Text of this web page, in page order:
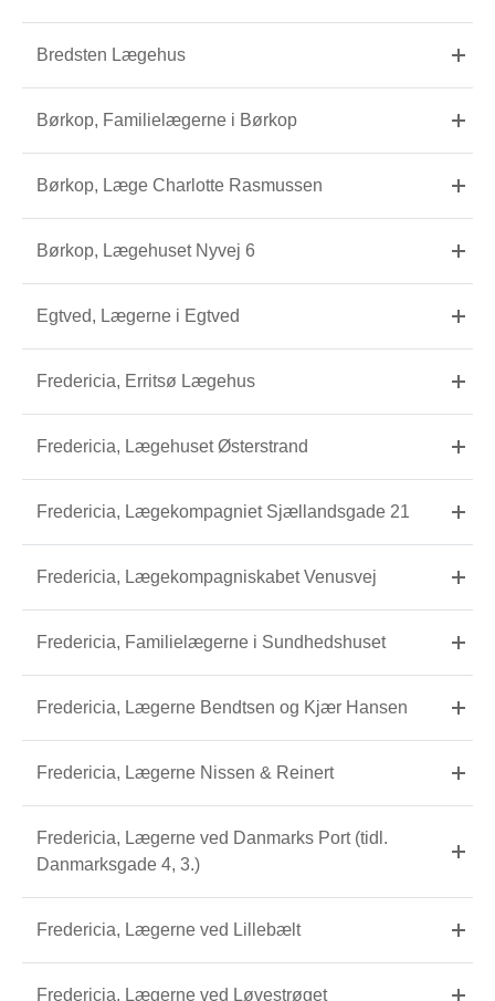
Bredsten Lægehus
Børkop, Familielægerne i Børkop
Børkop, Læge Charlotte Rasmussen
Børkop, Lægehuset Nyvej 6
Egtved, Lægerne i Egtved
Fredericia, Erritsø Lægehus
Fredericia, Lægehuset Østerstrand
Fredericia, Lægekompagniet Sjællandsgade 21
Fredericia, Lægekompagniskabet Venusvej
Fredericia, Familielægerne i Sundhedshuset
Fredericia, Lægerne Bendtsen og Kjær Hansen
Fredericia, Lægerne Nissen & Reinert
Fredericia, Lægerne ved Danmarks Port (tidl.
Danmarksgade 4, 3.)
Fredericia, Lægerne ved Lillebælt
Fredericia, Lægerne ved Løvestrøget